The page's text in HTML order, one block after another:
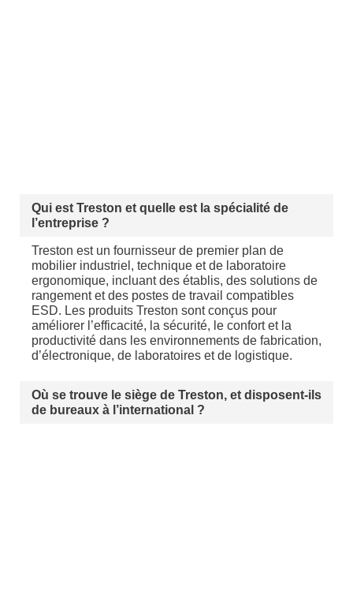
Qui est Treston et quelle est la spécialité de
l’entreprise ?
Treston est un fournisseur de premier plan de
mobilier industriel, technique et de laboratoire
ergonomique, incluant des établis, des solutions de
rangement et des postes de travail compatibles
ESD. Les produits Treston sont conçus pour
améliorer l’efficacité, la sécurité, le confort et la
productivité dans les environnements de fabrication,
d’électronique, de laboratoires et de logistique.
Où se trouve le siège de Treston, et disposent-ils
de bureaux à l’international ?